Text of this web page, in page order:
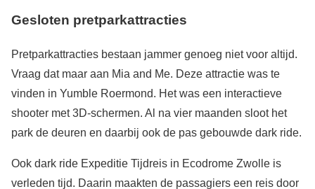
Gesloten pretparkattracties
Pretparkattracties bestaan jammer genoeg niet voor altijd.
Vraag dat maar aan Mia and Me. Deze attractie was te
vinden in Yumble Roermond. Het was een interactieve
shooter met 3D-schermen. Al na vier maanden sloot het
park de deuren en daarbij ook de pas gebouwde dark ride.
Ook dark ride Expeditie Tijdreis in Ecodrome Zwolle is
verleden tijd. Daarin maakten de passagiers een reis door